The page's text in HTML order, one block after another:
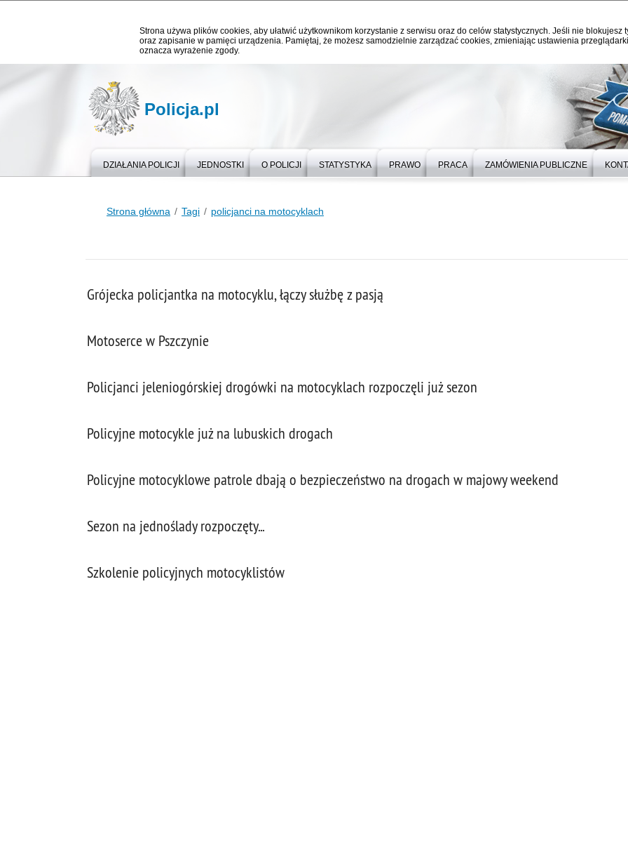
Strona używa plików cookies, aby ułatwić użytkownikom korzystanie z serwisu oraz do celów statystycznych. Jeśli nie blokujesz
oraz zapisanie w pamięci urządzenia. Pamiętaj, że możesz samodzielnie zarządzać cookies, zmieniając ustawienia
oznacza wyrażenie zgody.
Policja.pl
DZIAŁANIA POLICJI JEDNOSTKI O POLICJI STATYSTYKA PRAWO PRACA ZAMÓWIENIA PUBLICZNE
Strona główna Tagi policjanci na motocyklach
Grójecka policjantka na motocyklu, łączy służbę z pasją
Motoserce w Pszczynie
Policjanci jeleniogórskiej drogówki na motocyklach rozpoczęli już sezon
Policyjne motocykle już na lubuskich drogach
Policyjne motocyklowe patrole dbają o bezpieczeństwo na drogach w majowy weekend
Sezon na jednoślady rozpoczęty...
Szkolenie policyjnych motocyklistów